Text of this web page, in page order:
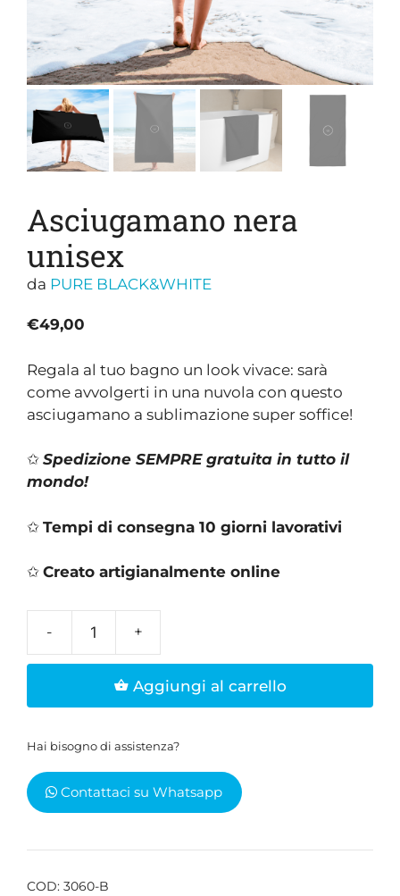
Asciugamano nera
unisex
da PURE BLACK&WHITE
€49,00
Regala al tuo bagno un look vivace: sarà
come avvolgerti in una nuvola con questo
asciugamano a sublimazione super soffice!
✩ Spedizione SEMPRE gratuita in tutto il
mondo!
✩ Tempi di consegna 10 giorni lavorativi
✩ Creato artigianalmente online
nera
unisex
quantità
Aggiungi al carrello
Hai bisogno di assistenza?
Contattaci su Whatsapp
COD: 3060-B